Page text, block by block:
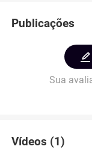
Publicações
Sua
Vídeos (1)